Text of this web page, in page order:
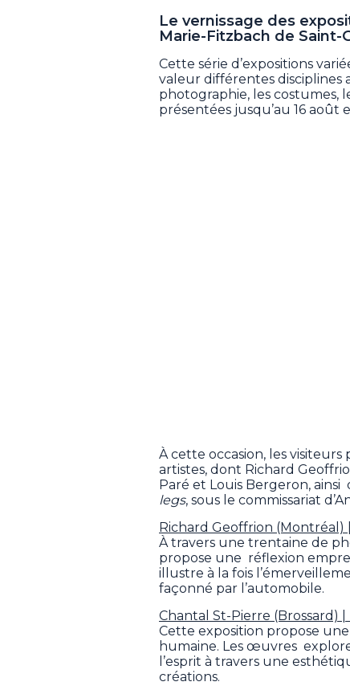
Le vernissage des
Marie-Fitzbach de Saint-
Cette série d’expositions
valeur différentes disciplines
photographie, les costumes,
présentées jusqu’au 16
À cette occasion, les
artistes, dont Richard
Paré et Louis Bergeron, ainsi
legs, sous le commissariat
Richard Geoffrion (Montréal) |
À travers une trentaine de
propose une réflexion
illustre à la fois
façonné par l’automobile.
Chantal St-Pierre (Brossard) |
Cette exposition propose
humaine. Les œuvres
l’esprit à travers une
créations.